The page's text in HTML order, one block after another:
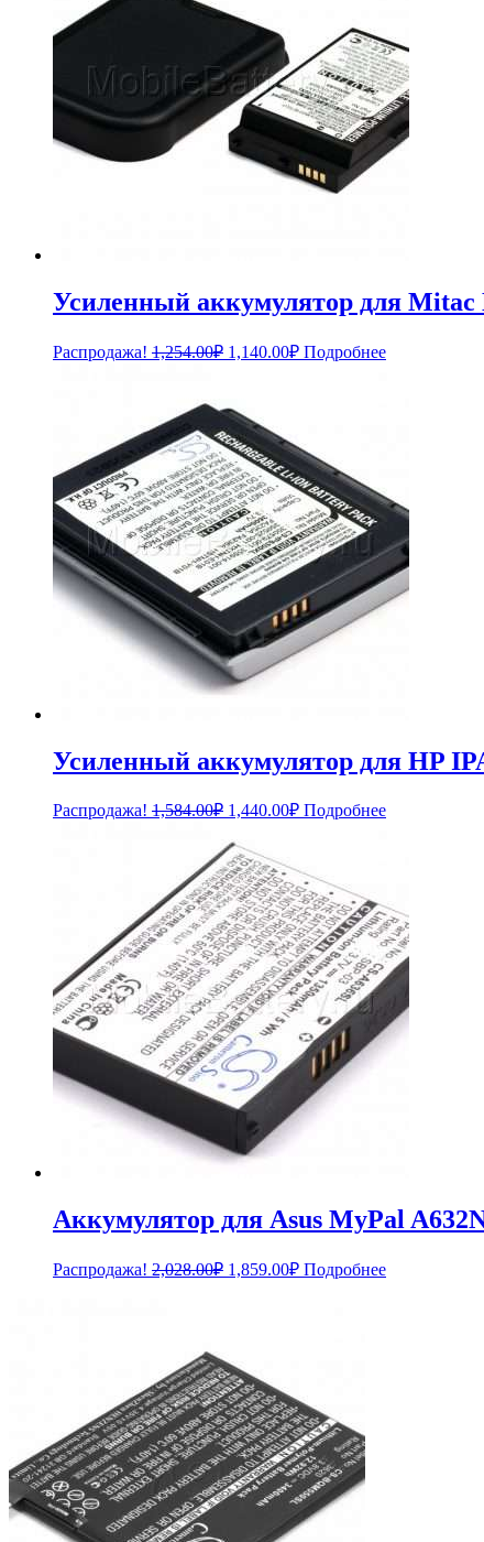
Усиленный аккумулятор для Mitac
Распродажа! 1,254.00₽ Первоначальная
1,254.00₽.
1,140.00₽Текущая
цена:
Подробнее
Усиленный аккумулятор для HP
Распродажа! 1,584.00₽ Первоначальная
составляла
1,584.00₽.
1,440.00₽Текущая
Подробнее
Аккумулятор для Asus MyPal
Распродажа! 2,028.00₽ Первоначальная
1,859.00₽Текущая
цена:
Подробнее